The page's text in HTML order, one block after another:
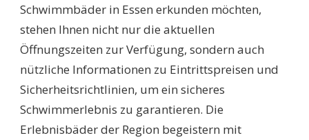
Schwimmbäder in Essen erkunden möchten,
stehen Ihnen nicht nur die aktuellen
Öffnungszeiten zur Verfügung, sondern auch
nützliche Informationen zu Eintrittspreisen und
Sicherheitsrichtlinien, um ein sicheres
Schwimmerlebnis zu garantieren. Die
Erlebnisbäder der Region begeistern mit